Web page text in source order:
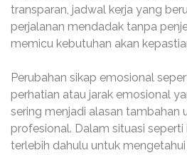
transparan, jadwal kerja yang
perjalanan mendadak tanpa
memicu kebutuhan akan
Perubahan sikap emosional
perhatian atau jarak emosional
sering menjadi alasan tambahan
profesional. Dalam situasi seperti
terlebih dahulu untuk